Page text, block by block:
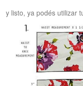
y listo, ya podés utilizar